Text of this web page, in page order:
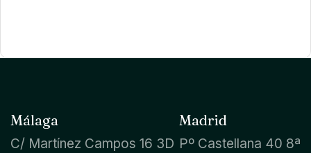
Málaga
C/ Martínez Campos 16 3D
Madrid
Pº Castellana 40 8ª